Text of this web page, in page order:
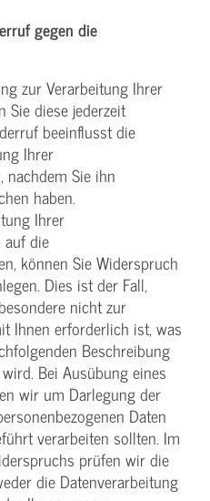
gegen die
zur Verarbeitung Ihrer
Sie diese jederzeit
beeinflusst die
Ihrer
nachdem Sie ihn
haben.
Ihrer
auf die
können Sie Widerspruch
Dies ist der Fall,
nicht zur
Ihnen erforderlich ist, was
Beschreibung
Bei Ausübung eines
wir um Darlegung der
Daten
verarbeiten sollten. Im
prüfen wir die
die Datenverarbeitung